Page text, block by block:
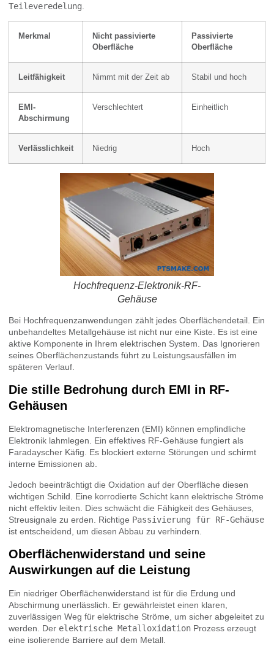
Teileveredelung
Merkmal
Nicht passivierte
Oberfläche
Passivierte
Oberfläche
Leitfähigkeit Nimmt mit der Zeit ab Stabil und hoch
EMI-
Abschirmung
Verschlechtert Einheitlich
Verlässlichkeit Niedrig Hoch
Hochfrequenz-Elektronik-RF-
Gehäuse
Bei Hochfrequenzanwendungen zählt jedes Oberflächendetail. Ein
unbehandeltes Metallgehäuse ist nicht nur eine Kiste. Es ist eine
aktive Komponente in Ihrem elektrischen System. Das Ignorieren
seines Oberflächenzustands führt zu Leistungsausfällen im
späteren Verlauf.
Die stille Bedrohung durch EMI in RF-
Gehäusen
Elektromagnetische Interferenzen (EMI) können empfindliche
Elektronik lahmlegen. Ein effektives RF-Gehäuse fungiert als
Faradayscher Käfig. Es blockiert externe Störungen und schirmt
interne Emissionen ab.
Jedoch beeinträchtigt die Oxidation auf der Oberfläche diesen
wichtigen Schild. Eine korrodierte Schicht kann elektrische Ströme
nicht effektiv leiten. Dies schwächt die Fähigkeit des Gehäuses,
Streusignale zu erden. Richtige Passivierung für RF-Gehäuse
ist entscheidend, um diesen Abbau zu verhindern.
Oberflächenwiderstand und seine
Auswirkungen auf die Leistung
Ein niedriger Oberflächenwiderstand ist für die Erdung und
Abschirmung unerlässlich. Er gewährleistet einen klaren,
zuverlässigen Weg für elektrische Ströme, um sicher abgeleitet zu
werden. Der elektrische Metalloxidation Prozess erzeugt
eine isolierende Barriere auf dem Metall.